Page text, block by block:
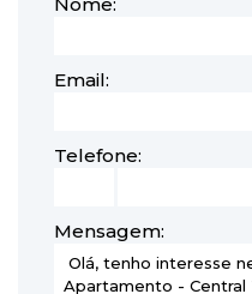
Email:
Telefone:
Mensagem: